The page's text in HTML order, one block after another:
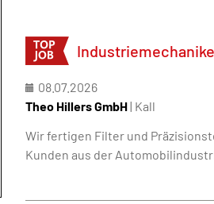
08.07.2026
Theo Hillers GmbH| Kall
Wir fertigen Filter und
Kunden aus der